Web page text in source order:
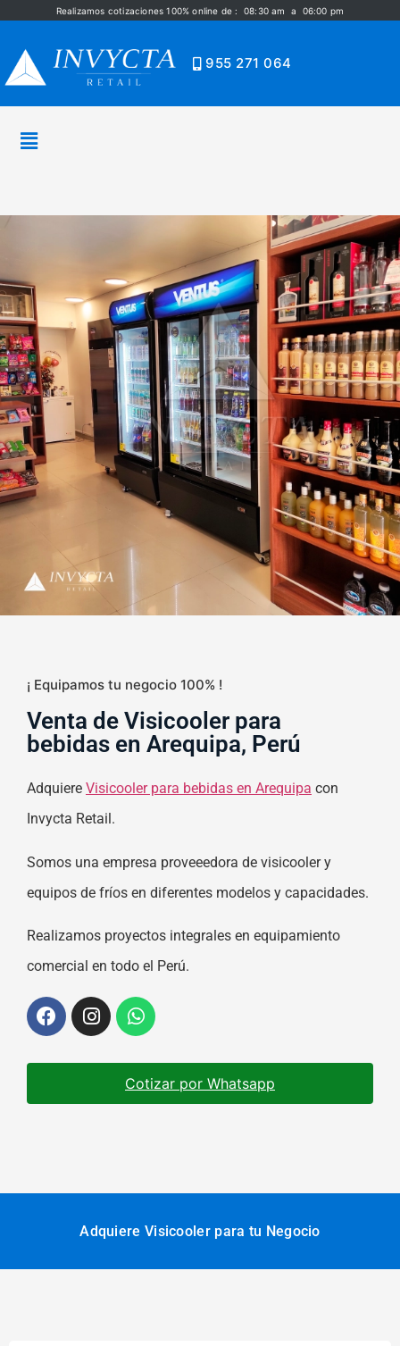
Realizamos cotizaciones 100% online de : 08:30 am a 06:00 pm
955 271 064
¡ Equipamos tu negocio 100% !
Venta de Visicooler para
bebidas en Arequipa, Perú
Adquiere Visicooler para bebidas en Arequipa con
Invycta Retail.
Somos una empresa proveeedora de visicooler y
equipos de fríos en diferentes modelos y capacidades.
Realizamos proyectos integrales en equipamiento
comercial en todo el Perú.
Cotizar por Whatsapp
Adquiere Visicooler para tu Negocio